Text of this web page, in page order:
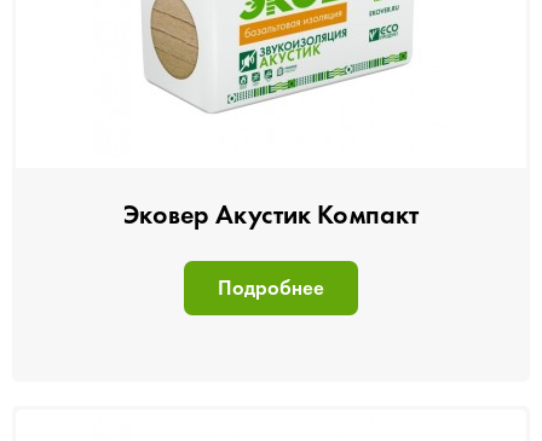
Эковер Акустик Компакт
Подробнее